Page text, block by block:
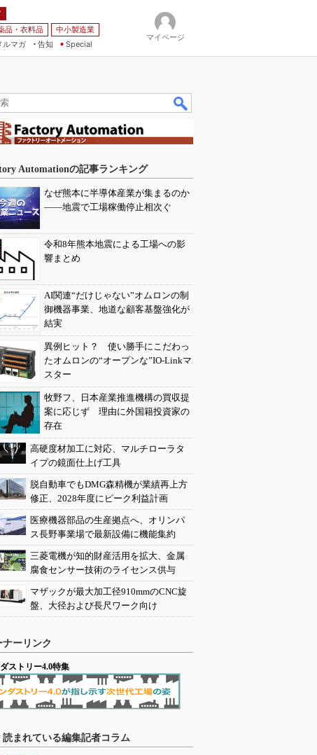
品・衣料品
中小製造業
ルマガ
告知 Special
マイページ
Automationの記事ランキング
なぜ熊本に半導体産業が集まるのか
――地震で工場稼働停止相次ぐ
令和8年熊本地震による工場への影
響まとめ
AI関連“だけじゃない”オムロンの制
御機器事業、地道な顧客基盤強化が
結実
異例ヒット？ 使い勝手にこだわっ
たオムロンの“オープンな”IO-Linkマ
スター
牧野フ、日本産業推進機構の買収提
案に応じず 理由に外国籍投資家の
存在
高硬度材加工に対応、マルチローラタ
イプの鏡面仕上げ工具
脱自動車でもDMG森精機が業績再上方
修正、2028年度にピーク利益計画
医療機器部品の生産拠点へ、オリンパ
ス長野事業場で最新設備に機能集約
三菱電機が知的財産活用を拡大、金属
腐食センサー技術のライセンス供与
マザックが最大加工径910mmのCNC旋
盤、大径および長尺ワーク向け
ナーリンク
ストリー4.0特集
読まれている編集記者コラム